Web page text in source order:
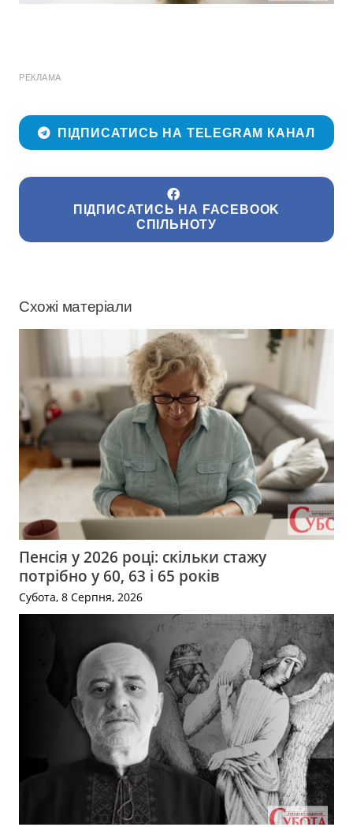
РЕКЛАМА
ПІДПИСАТИСЬ НА TELEGRAM КАНАЛ
ПІДПИСАТИСЬ НА FACEBOOK
СПІЛЬНОТУ
Схожі матеріали
Пенсія у 2026 році: скільки стажу
потрібно у 60, 63 і 65 років
Субота, 8 Серпня, 2026